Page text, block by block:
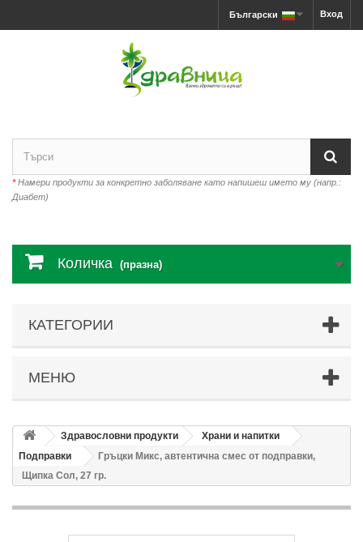
Вход
Български
*Намери продукти за конкретно заболяване като напишеш името му (напр.:
Диабет)
Количка (празна)
КАТЕГОРИИ
МЕНЮ
Здравословни продукти
Храни и напитки
Подправки
Гръцки Микс, автентична смес от подправки,
Щипка Сол, 27 гр.